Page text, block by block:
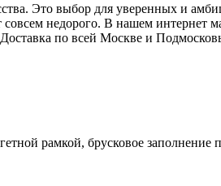
Это выбор для уверенных и
недорого. В нашем интернет
по всей Москве и
рамкой, брусковое заполнение